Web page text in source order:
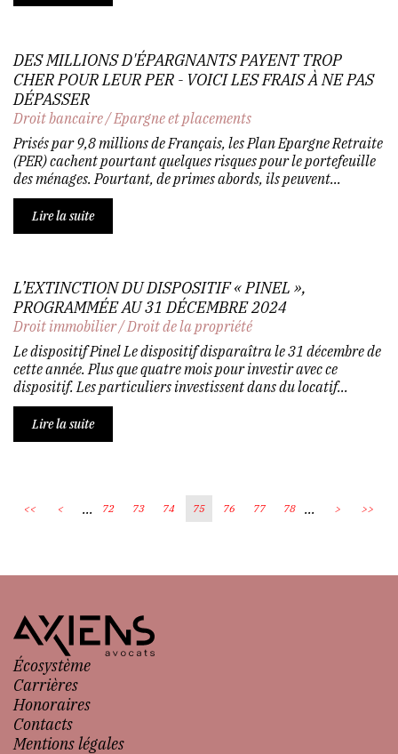
DES MILLIONS D'ÉPARGNANTS PAYENT TROP
CHER POUR LEUR PER - VOICI LES FRAIS À NE PAS
DÉPASSER
Droit bancaire/Epargne et placements
Prisés par 9,8 millions de Français, les Plan Epargne Retraite
(PER) cachent pourtant quelques risques pour le portefeuille
des ménages. Pourtant, de primes abords, ils peuvent...
Lire la suite
L’EXTINCTION DU DISPOSITIF « PINEL »,
PROGRAMMÉE AU 31 DÉCEMBRE 2024
Droit immobilier/Droit de la propriété
Le dispositif Pinel Le dispositif disparaîtra le 31 décembre de
cette année. Plus que quatre mois pour investir avec ce
dispositif. Les particuliers investissent dans du locatif...
Lire la suite
<< < ... 72 73 74 75 76 77 78 ... > >>
Écosystème
Carrières
Honoraires
Contacts
Mentions légales